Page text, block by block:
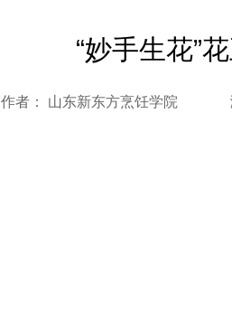
“妙手生花”
作者： 山东新东方烹饪学院